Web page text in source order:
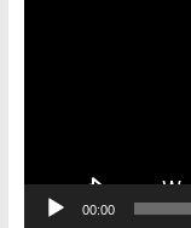
00:00